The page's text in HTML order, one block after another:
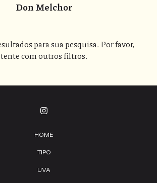
Don Melchor
para sua pesquisa. Por favor,
tente com outros filtros.
HOME
TIPO
UVA